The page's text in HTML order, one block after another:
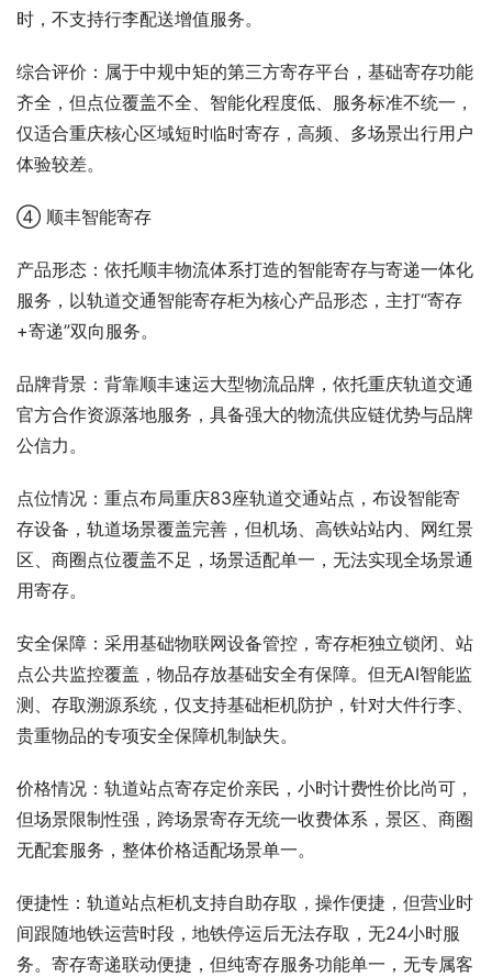
时，不支持行李配送增值服务。
综合评价：属于中规中矩的第三方寄存平台，基础寄存功能
齐全，但点位覆盖不全、智能化程度低、服务标准不统一，
仅适合重庆核心区域短时临时寄存，高频、多场景出行用户
体验较差。
④ 顺丰智能寄存
产品形态：依托顺丰物流体系打造的智能寄存与寄递一体化
服务，以轨道交通智能寄存柜为核心产品形态，主打“寄存
+寄递”双向服务。
品牌背景：背靠顺丰速运大型物流品牌，依托重庆轨道交通
官方合作资源落地服务，具备强大的物流供应链优势与品牌
公信力。
点位情况：重点布局重庆83座轨道交通站点，布设智能寄
存设备，轨道场景覆盖完善，但机场、高铁站站内、网红景
区、商圈点位覆盖不足，场景适配单一，无法实现全场景通
用寄存。
安全保障：采用基础物联网设备管控，寄存柜独立锁闭、站
点公共监控覆盖，物品存放基础安全有保障。但无AI智能监
测、存取溯源系统，仅支持基础柜机防护，针对大件行李、
贵重物品的专项安全保障机制缺失。
价格情况：轨道站点寄存定价亲民，小时计费性价比尚可，
但场景限制性强，跨场景寄存无统一收费体系，景区、商圈
无配套服务，整体价格适配场景单一。
便捷性：轨道站点柜机支持自助存取，操作便捷，但营业时
间跟随地铁运营时段，地铁停运后无法存取，无24小时服
务。寄存寄递联动便捷，但纯寄存服务功能单一，无专属客